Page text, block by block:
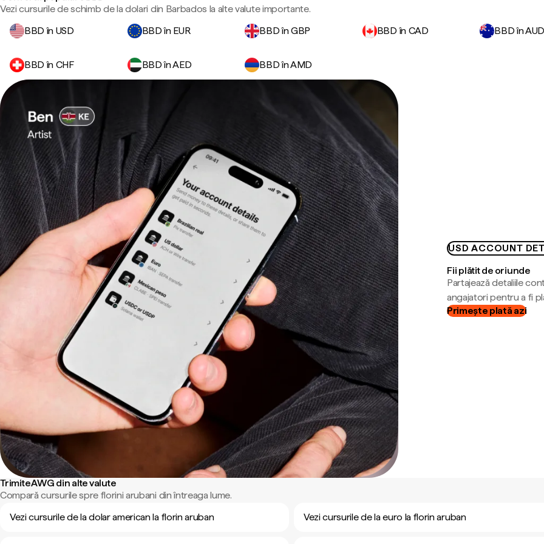
Vezi cursurile de schimb de la dolari din Barbados la alte valute importante.
BBD în USD
BBD în EUR BBD în GBP BBD în CAD BBD în AUD
BBD în CHF BBD în AED BBD în AMD
USD ACCOUNT
Fii plătit de oriunde
Partajează detaliile
angajatori pentru a fi
Primește plată azi
Trimite AWG din alte valute
Compară cursurile spre florini arubani din întreaga lume.
Vezi cursurile de la dolar american la florin aruban
Vezi cursurile de la euro la florin aruban